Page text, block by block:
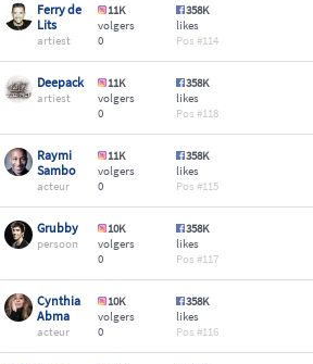
Ferry de
Lits
artiest
11K
volgers
0
358K
likes
114
Deepack
artiest
11K
volgers
0
358K
likes
118
Raymi
Sambo
acteur
11K
volgers
0
358K
likes
115
Grubby
persoon
10K
volgers
0
358K
likes
117
Cynthia
Abma
acteur
10K
volgers
0
358K
likes
116